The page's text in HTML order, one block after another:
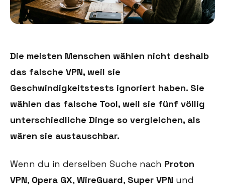
Die meisten Menschen wählen nicht deshalb
das falsche VPN, weil sie
Geschwindigkeitstests ignoriert haben. Sie
wählen das falsche Tool, weil sie fünf völlig
unterschiedliche Dinge so vergleichen, als
wären sie austauschbar.
Wenn du in derselben Suche nach Proton
VPN, Opera GX,WireGuard, Super VPN und